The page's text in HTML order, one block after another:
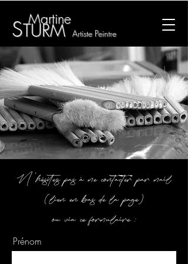
Martine
STURM Artiste Peintre
N 'hésitez pas à me contacter par mail
(lien en bas de la page)
ou via ce formulaire :
Prénom